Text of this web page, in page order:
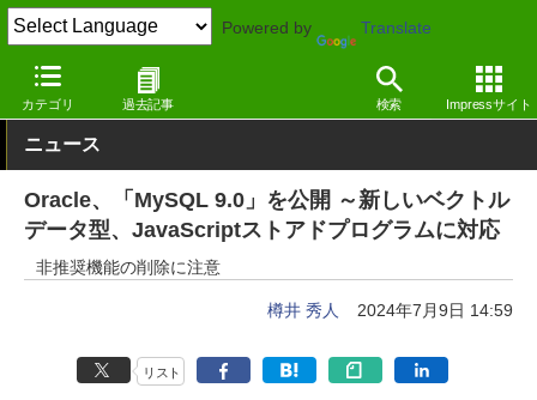
Powered by Translate
カテゴリ 過去記事 検索 Impressサイト
窓の杜 プログラミング その他
ニュース
Oracle、「MySQL 9.0」を公開 ～新しいベクトル
データ型、JavaScriptストアドプログラムに対応
非推奨機能の削除に注意
樽井 秀人 2024年7月9日 14:59
リスト